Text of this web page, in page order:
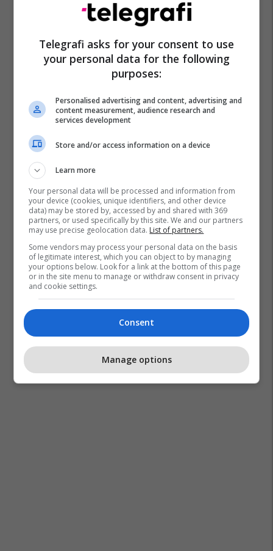
Telegrafi asks for your consent to use
your personal data for the following
purposes:
Personalised advertising and content, advertising and
content measurement, audience research and
services development
Store and/or access information on a device
Learn more
Your personal data will be processed and information from
your device (cookies, unique identifiers, and other device
data) may be stored by, accessed by and shared with 369
partners, or used specifically by this site. We and our partners
may use precise geolocation data. List of partners.
Some vendors may process your personal data on the basis
of legitimate interest, which you can object to by managing
your options below. Look for a link at the bottom of this page
or in the site menu to manage or withdraw consent in privacy
and cookie settings.
Consent
Manage options